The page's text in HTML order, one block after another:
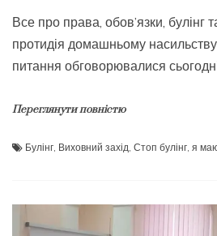
Все про права, обов’язки, булінг
протидія домашньому насильству
питання обговорювалися
Переглянути повністю
Булінг Виховний захід Стоп булінг я